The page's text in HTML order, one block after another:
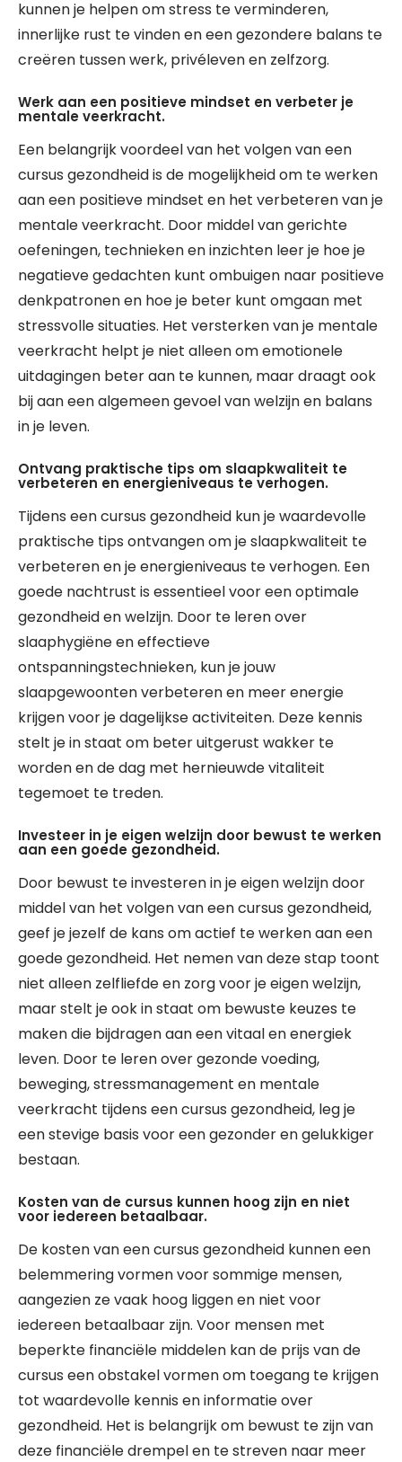
kunnen je helpen om stress te verminderen,
innerlijke rust te vinden en een gezondere balans te
creëren tussen werk, privéleven en zelfzorg.
Werk aan een positieve mindset en verbeter je
mentale veerkracht.
Een belangrijk voordeel van het volgen van een
cursus gezondheid is de mogelijkheid om te werken
aan een positieve mindset en het verbeteren van je
mentale veerkracht. Door middel van gerichte
oefeningen, technieken en inzichten leer je hoe je
negatieve gedachten kunt ombuigen naar positieve
denkpatronen en hoe je beter kunt omgaan met
stressvolle situaties. Het versterken van je mentale
veerkracht helpt je niet alleen om emotionele
uitdagingen beter aan te kunnen, maar draagt ook
bij aan een algemeen gevoel van welzijn en balans
in je leven.
Ontvang praktische tips om slaapkwaliteit te
verbeteren en energieniveaus te verhogen.
Tijdens een cursus gezondheid kun je waardevolle
praktische tips ontvangen om je slaapkwaliteit te
verbeteren en je energieniveaus te verhogen. Een
goede nachtrust is essentieel voor een optimale
gezondheid en welzijn. Door te leren over
slaaphygiëne en effectieve
ontspanningstechnieken, kun je jouw
slaapgewoonten verbeteren en meer energie
krijgen voor je dagelijkse activiteiten. Deze kennis
stelt je in staat om beter uitgerust wakker te
worden en de dag met hernieuwde vitaliteit
tegemoet te treden.
Investeer in je eigen welzijn door bewust te werken
aan een goede gezondheid.
Door bewust te investeren in je eigen welzijn door
middel van het volgen van een cursus gezondheid,
geef je jezelf de kans om actief te werken aan een
goede gezondheid. Het nemen van deze stap toont
niet alleen zelfliefde en zorg voor je eigen welzijn,
maar stelt je ook in staat om bewuste keuzes te
maken die bijdragen aan een vitaal en energiek
leven. Door te leren over gezonde voeding,
beweging, stressmanagement en mentale
veerkracht tijdens een cursus gezondheid, leg je
een stevige basis voor een gezonder en gelukkiger
bestaan.
Kosten van de cursus kunnen hoog zijn en niet
voor iedereen betaalbaar.
De kosten van een cursus gezondheid kunnen een
belemmering vormen voor sommige mensen,
aangezien ze vaak hoog liggen en niet voor
iedereen betaalbaar zijn. Voor mensen met
beperkte financiële middelen kan de prijs van de
cursus een obstakel vormen om toegang te krijgen
tot waardevolle kennis en informatie over
gezondheid. Het is belangrijk om bewust te zijn van
deze financiële drempel en te streven naar meer